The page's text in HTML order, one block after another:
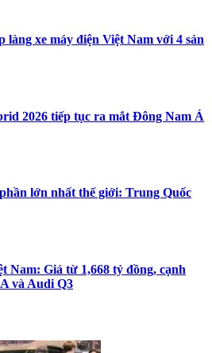
xe máy điện Việt Nam với 4 sản
2026 tiếp tục ra mắt Đông Nam Á
lớn nhất thế giới: Trung Quốc
Nam: Giá từ 1,668 tỷ đồng, cạnh
và Audi Q3